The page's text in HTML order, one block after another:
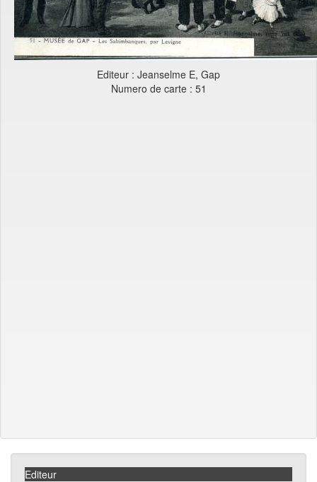
Editeur : Jeanselme E, Gap
Numero de carte : 51
Editeur